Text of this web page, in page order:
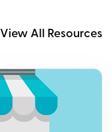
View All Resources